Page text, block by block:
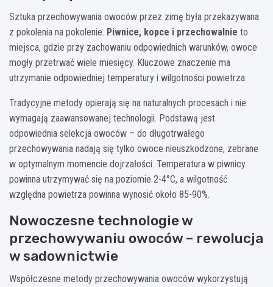
Sztuka przechowywania owoców przez zimę była przekazywana
z pokolenia na pokolenie. Piwnice, kopce i przechowalnie to
miejsca, gdzie przy zachowaniu odpowiednich warunków, owoce
mogły przetrwać wiele miesięcy. Kluczowe znaczenie ma
utrzymanie odpowiedniej temperatury i wilgotności powietrza.
Tradycyjne metody opierają się na naturalnych procesach i nie
wymagają zaawansowanej technologii. Podstawą jest
odpowiednia selekcja owoców – do długotrwałego
przechowywania nadają się tylko owoce nieuszkodzone, zebrane
w optymalnym momencie dojrzałości. Temperatura w piwnicy
powinna utrzymywać się na poziomie 2-4°C, a wilgotność
względna powietrza powinna wynosić około 85-90%.
Nowoczesne technologie w
przechowywaniu owoców – rewolucja
w sadownictwie
Współczesne metody przechowywania owoców wykorzystują